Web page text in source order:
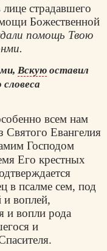
лице страдавшего
Божественной
помощь Твою
Вскую оставил
всем нам
Евангелия
Господом
Его крестных
в псалме сем, под
и воплей,
и вопли рода
и